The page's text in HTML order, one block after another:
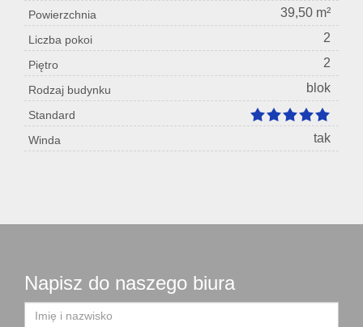
Powierzchnia 39,50 m²
Liczba pokoi 2
Piętro 2
Rodzaj budynku blok
Standard
Winda
tak
Napisz do naszego biura